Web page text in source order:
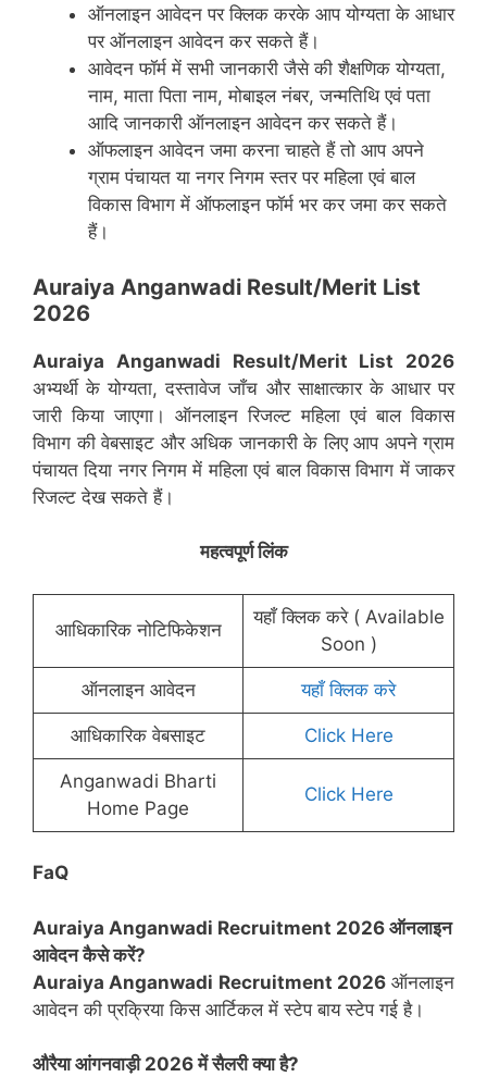
ऑनलाइन आवेदन पर क्लिक करके आप योग्यता के आधार
पर ऑनलाइन आवेदन कर सकते हैं।
आवेदन फॉर्म में सभी जानकारी जैसे की शैक्षणिक योग्यता,
नाम, माता पिता नाम, मोबाइल नंबर, जन्मतिथि एवं पता
आदि जानकारी ऑनलाइन आवेदन कर सकते हैं।
ऑफलाइन आवेदन जमा करना चाहते हैं तो आप अपने
ग्राम पंचायत या नगर निगम स्तर पर महिला एवं बाल
विकास विभाग में ऑफलाइन फॉर्म भर कर जमा कर सकते
हैं।
Auraiya Anganwadi Result/Merit List
2026
Auraiya Anganwadi Result/Merit List 2026
अभ्यर्थी के योग्यता, दस्तावेज जाँच और साक्षात्कार के आधार पर
जारी किया जाएगा। ऑनलाइन रिजल्ट महिला एवं बाल विकास
विभाग की वेबसाइट और अधिक जानकारी के लिए आप अपने ग्राम
पंचायत दिया नगर निगम में महिला एवं बाल विकास विभाग में जाकर
रिजल्ट देख सकते हैं।
महत्वपूर्ण लिंक
आधिकारिक नोटिफिकेशन
यहाँ क्लिक करे ( Available
Soon )
ऑनलाइन आवेदन यहाँ क्लिक करे
आधिकारिक वेबसाइट Click Here
Anganwadi Bharti
Home Page
Click Here
FaQ
Auraiya Anganwadi Recruitment 2026 ऑनलाइन
आवेदन कैसे करें?
Auraiya Anganwadi Recruitment 2026ऑनलाइन
आवेदन की प्रक्रिया किस आर्टिकल में स्टेप बाय स्टेप गई है।
औरैयाआंगनवाड़ी 2026 में सैलरी क्या है?